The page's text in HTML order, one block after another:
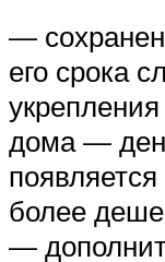
—
его срока
дома —
более
—